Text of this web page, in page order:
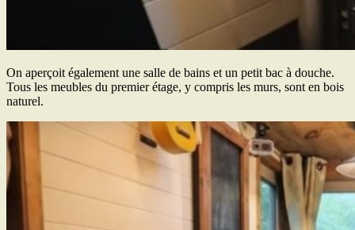
On aperçoit également une salle de bains et un petit bac à douche.
Tous les meubles du premier étage, y compris les murs, sont en bois
naturel.